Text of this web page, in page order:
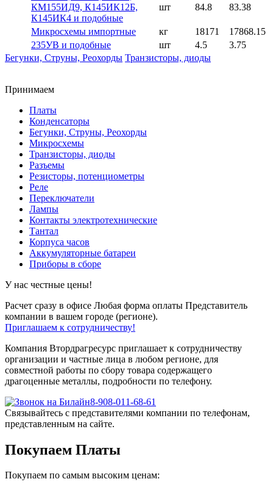
КМ155ИД9, К145ИК12Б,
К145ИК4 и подобные
шт 84.8 83.38
Микросхемы импортные кг 18171
17868.15
235УВ и подобные
шт 4.5
3.75
Бегунки, Струны, Реохорды Транзисторы, диоды
Принимаем
Платы
Конденсаторы
Бегунки, Струны, Реохорды
Микросхемы
Транзисторы, диоды
Разъемы
Резисторы, потенциометры
Реле
Переключатели
Лампы
Контакты электротехнические
Тантал
Корпуса часов
Аккумуляторные батареи
Приборы в сборе
У нас честные цены!
Расчет сразу в офисе Любая форма оплаты Представитель
компании в вашем городе (регионе).
Приглашаем к сотрудничеству!
Компания Втордрагресурс приглашает к сотрудничеству
организации и частные лица в любом регионе, для
совместной работы по сбору товара содержащего
драгоценные металлы, подробности по телефону.
8-908-011-68-61
Связывайтесь с представителями компании по телефонам,
представленным на сайте.
Покупаем Платы
Покупаем по самым высоким ценам: